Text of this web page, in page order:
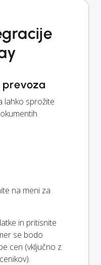
lahko sprožite
na meni za
in pritisnite
se bodo
cen (vključno z